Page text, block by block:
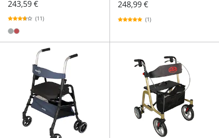
243,59 €
(11)
248,99 €
(1)